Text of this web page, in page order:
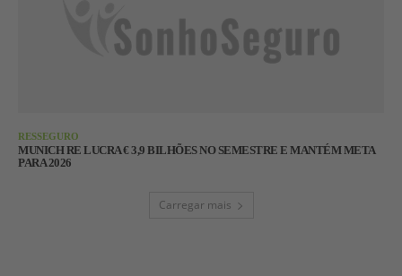
RESSEGURO
MUNICH RE LUCRA € 3,9 BILHÕES NO SEMESTRE E MANTÉM META
PARA 2026
Carregar mais